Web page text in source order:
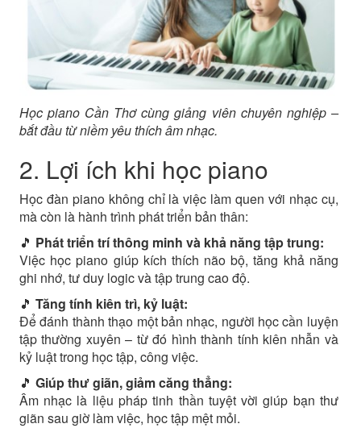
Học piano Cần Thơ cùng giảng viên chuyên nghiệp –
bắt đầu từ niềm yêu thích âm nhạc.
2. Lợi ích khi học piano
Học đàn piano không chỉ là việc làm quen với nhạc cụ,
mà còn là hành trình phát triển bản thân:
🎵 Phát triển trí thông minh và khả năng tập trung:
Việc học piano giúp kích thích não bộ, tăng khả năng
ghi nhớ, tư duy logic và tập trung cao độ.
🎵 Tăng tính kiên trì, kỷ luật:
Để đánh thành thạo một bản nhạc, người học cần luyện
tập thường xuyên – từ đó hình thành tính kiên nhẫn và
kỷ luật trong học tập, công việc.
🎵 Giúp thư giãn, giảm căng thẳng:
Âm nhạc là liệu pháp tinh thần tuyệt vời giúp bạn thư
giãn sau giờ làm việc, học tập mệt mỏi.